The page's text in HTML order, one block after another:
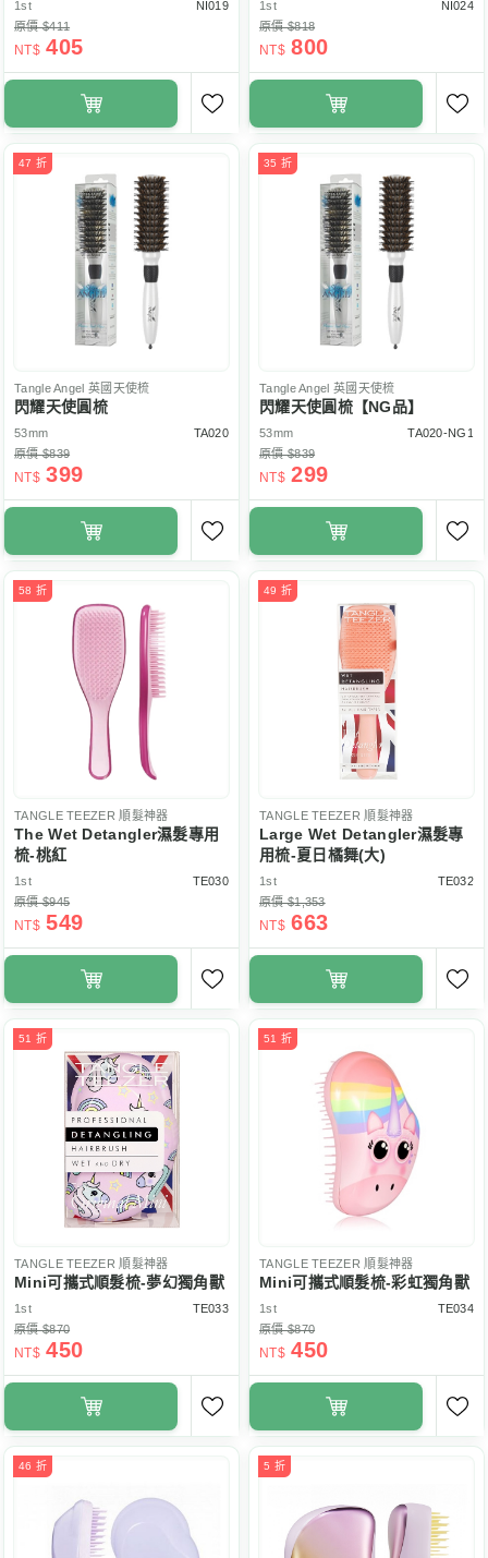
1st
NI019
原價 $411
NT$ 405
1st
NI024
原價 $818
NT$ 800
47 折
Tangle Angel 英國天使梳
閃耀天使圓梳
53mm
TA020
原價 $839
NT$ 399
35 折
Tangle Angel 英國天使梳
閃耀天使圓梳【NG品】
53mm
TA020-NG1
原價 $839
NT$ 299
58 折
TANGLE TEEZER 順髮神器
The Wet Detangler濕髮專用
梳-桃紅
1st
TE030
原價 $945
NT$ 549
49 折
TANGLE TEEZER 順髮神器
Large Wet Detangler濕髮專
用梳-夏日橘舞(大)
1st
TE032
原價 $1,353
NT$ 663
51 折
TANGLE TEEZER 順髮神器
Mini可攜式順髮梳-夢幻獨角獸
1st
TE033
原價 $870
NT$ 450
51 折
TANGLE TEEZER 順髮神器
Mini可攜式順髮梳-彩虹獨角獸
1st
TE034
原價 $870
NT$ 450
46 折 5 折